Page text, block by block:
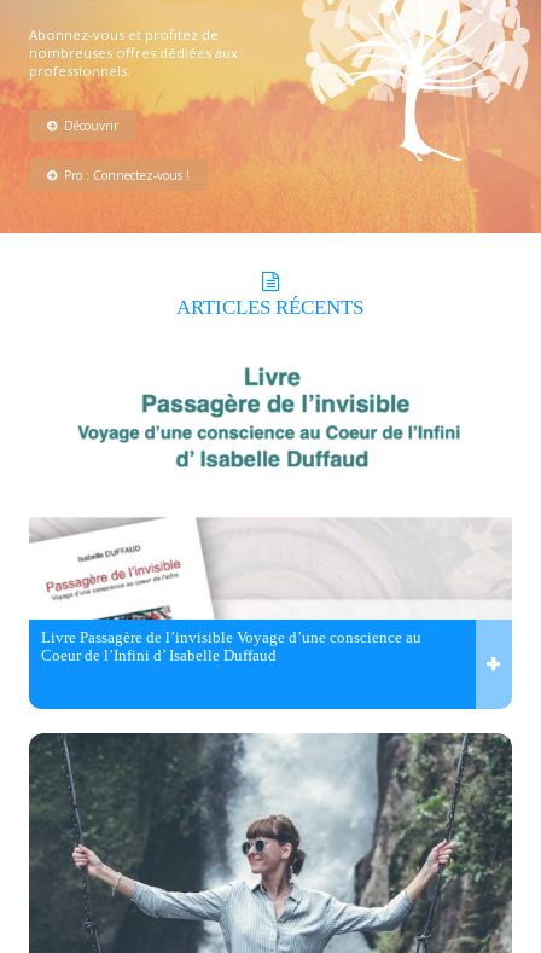
Abonnez-vous et profitez de
nombreuses offres dédiées aux
professionnels.
Découvrir
Pro : Connectez-vous !
ARTICLES RÉCENTS
Livre Passagère de l’invisible Voyage d’une conscience au
Coeur de l’Infini d’ Isabelle Duffaud